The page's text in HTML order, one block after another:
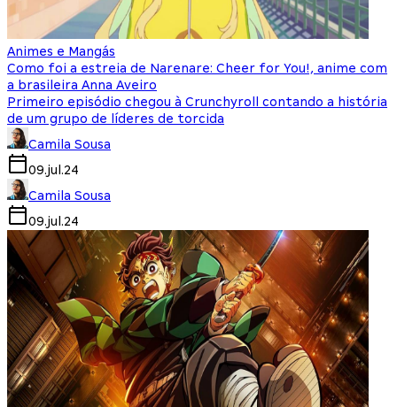
Animes e Mangás
Como foi a estreia de Narenare: Cheer for You!, anime com
a brasileira Anna Aveiro
Primeiro episódio chegou à Crunchyroll contando a história
de um grupo de líderes de torcida
Camila Sousa
09.jul.24
Camila Sousa
09.jul.24